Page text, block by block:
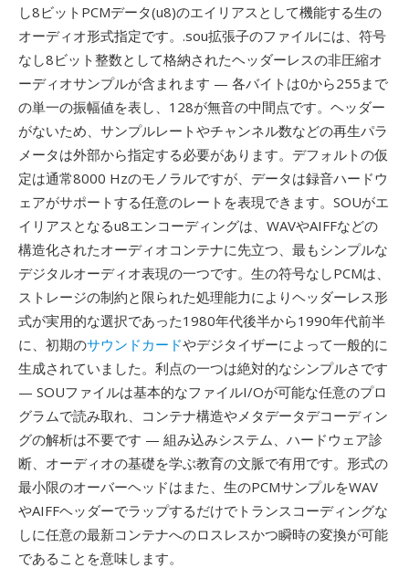
し8ビットPCMデータ(u8)のエイリアスとして機能する生の
オーディオ形式指定です。.sou拡張子のファイルには、符号
なし8ビット整数として格納されたヘッダーレスの非圧縮オ
ーディオサンプルが含まれます — 各バイトは0から255まで
の単一の振幅値を表し、128が無音の中間点です。ヘッダー
がないため、サンプルレートやチャンネル数などの再生パラ
メータは外部から指定する必要があります。デフォルトの仮
定は通常8000 Hzのモノラルですが、データは録音ハードウ
ェアがサポートする任意のレートを表現できます。SOUがエ
イリアスとなるu8エンコーディングは、WAVやAIFFなどの
構造化されたオーディオコンテナに先立つ、最もシンプルな
デジタルオーディオ表現の一つです。生の符号なしPCMは、
ストレージの制約と限られた処理能力によりヘッダーレス形
式が実用的な選択であった1980年代後半から1990年代前半
に、初期のサウンドカードやデジタイザーによって一般的に
生成されていました。利点の一つは絶対的なシンプルさです
— SOUファイルは基本的なファイルI/Oが可能な任意のプロ
グラムで読み取れ、コンテナ構造やメタデータデコーディン
グの解析は不要です — 組み込みシステム、ハードウェア診
断、オーディオの基礎を学ぶ教育の文脈で有用です。形式の
最小限のオーバーヘッドはまた、生のPCMサンプルをWAV
やAIFFヘッダーでラップするだけでトランスコーディングな
しに任意の最新コンテナへのロスレスかつ瞬時の変換が可能
であることを意味します。